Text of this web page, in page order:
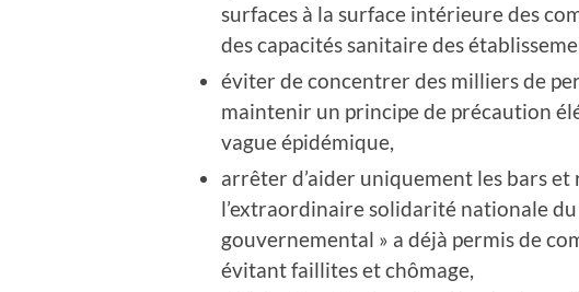
surfaces à la surface intérieure des
des capacités sanitaire des
éviter de concentrer des milliers de
maintenir un principe de précaution
vague épidémique,
arrêter d’aider uniquement les bars
l’extraordinaire solidarité nationale
gouvernemental » a déjà permis de
évitant faillites et chômage,